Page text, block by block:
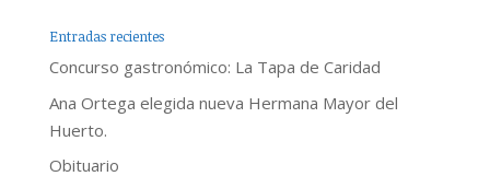
Entradas recientes
Concurso gastronómico: La Tapa de Caridad
Ana Ortega elegida nueva Hermana Mayor del
Huerto.
Obituario